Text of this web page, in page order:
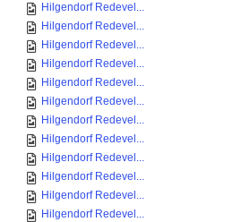
Hilgendorf Redevel...
Hilgendorf Redevel...
Hilgendorf Redevel...
Hilgendorf Redevel...
Hilgendorf Redevel...
Hilgendorf Redevel...
Hilgendorf Redevel...
Hilgendorf Redevel...
Hilgendorf Redevel...
Hilgendorf Redevel...
Hilgendorf Redevel...
Hilgendorf Redevel...